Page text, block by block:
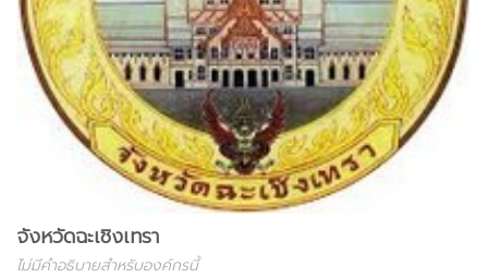
จังหวัดฉะเชิงเทรา
ไม่มีคำอธิบายสำหรับองค์กรนี้